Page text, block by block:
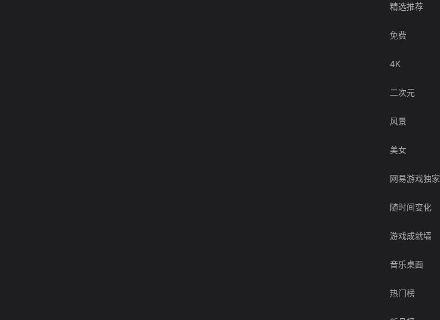
精选推荐
免费
4K
二次元
风景
美女
网易游戏独家
随时间变化
游戏成就墙
音乐桌面
热门榜